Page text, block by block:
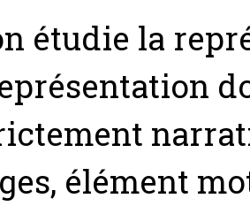
étudie la
élément